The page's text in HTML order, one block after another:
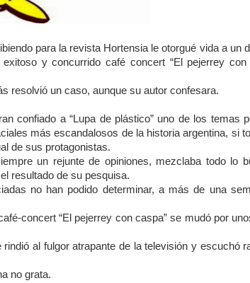
para la revista Hortensia le otorgué vida a un
y concurrido café concert “El pejerrey con
resolvió un caso, aunque su autor confesara.
confiado a “Lupa de plástico” uno de los temas
más escandalosos de la historia argentina, si
de sus protagonistas.
un rejunte de opiniones, mezclaba todo lo
resultado de su pesquisa.
no han podido determinar, a más de una
concert “El pejerrey con caspa” se mudó por
al fulgor atrapante de la televisión y escuchó
no grata.